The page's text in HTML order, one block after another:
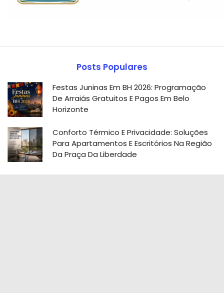
Posts Populares
Festas Juninas Em BH 2026: Programação
De Arraiás Gratuitos E Pagos Em Belo
Horizonte
Conforto Térmico E Privacidade: Soluções
Para Apartamentos E Escritórios Na Região
Da Praça Da Liberdade